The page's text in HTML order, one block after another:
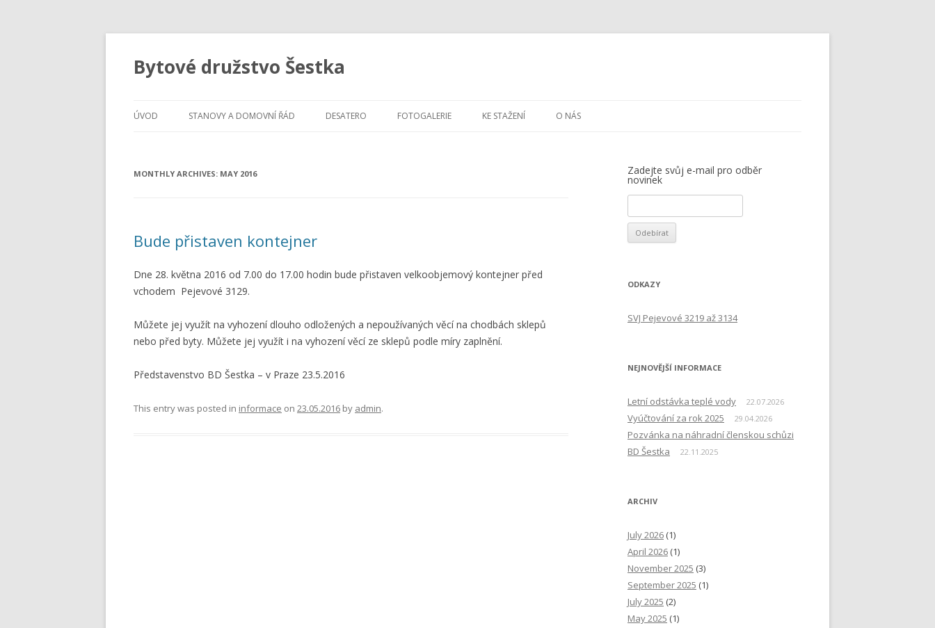
Bytové družstvo Šestka
ÚVOD STANOVY A DOMOVNÍ ŘÁD DESATERO FOTOGALERIE KE STAŽENÍ O NÁS
MONTHLY ARCHIVES: MAY 2016
Bude přistaven kontejner
Dne 28. května 2016 od 7.00 do 17.00 hodin bude přistaven velkoobjemový kontejner před
vchodem Pejevové 3129.
Můžete jej využít na vyhození dlouho odložených a nepoužívaných věcí na chodbách sklepů
nebo před byty. Můžete jej využít i na vyhození věcí ze sklepů podle míry zaplnění.
Představenstvo BD Šestka – v Praze 23.5.2016
This entry was posted in informace on 23.05.2016 by admin.
Zadejte svůj e-mail pro odběr
novinek
ODKAZY
SVJ Pejevové 3219 až 3134
NEJNOVĚJŠÍ INFORMACE
Letní odstávka teplé vody 22.07.2026
Vyúčtování za rok 2025 29.04.2026
Pozvánka na náhradní členskou schůzi
BD Šestka
22.11.2025
ARCHIV
July 2026 (1)
April 2026 (1)
November 2025 (3)
September 2025 (1)
July 2025 (2)
May 2025 (1)